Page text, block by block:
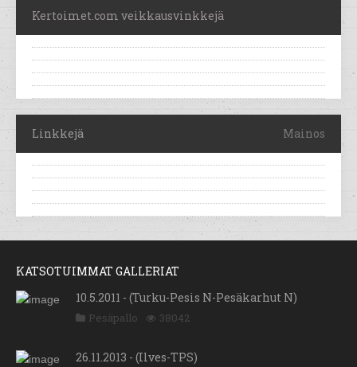
Kertoimet.com veikkausvinkkejä
Linkkejä Mainos
KATSOTUIMMAT GALLERIAT
10.5.2011 - (Turku-Pesis N-Pesäkarhut N)
Pesäpallo 38042
26.11.2013 - (Ilves-TPS)